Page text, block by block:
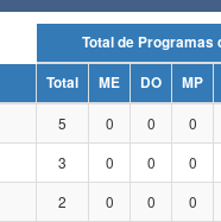
Total ME DO MP
5 0 0 0
3 0 0 0
2 0 0 0